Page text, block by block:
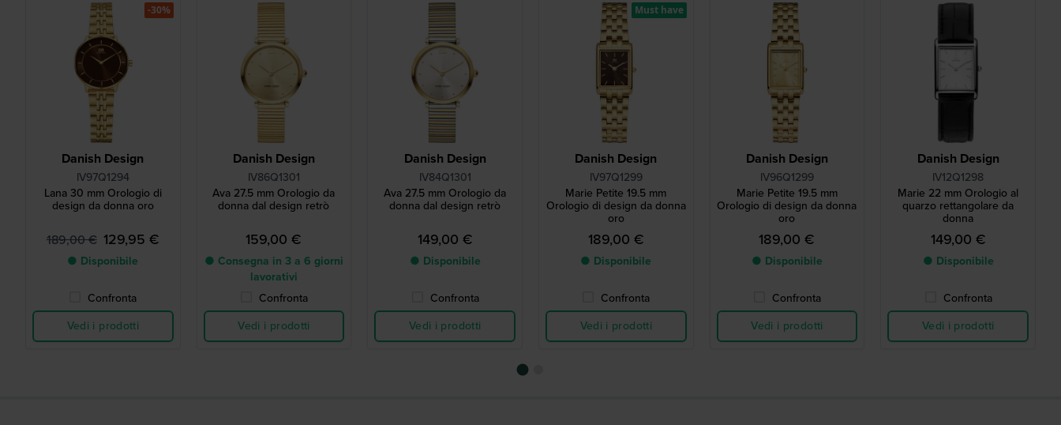
Danish Design
IV97Q1294
Lana 30 mm Orologio di
design da donna oro
189,00 € 129,95 €
● Disponibile
Confronta
Vedi i prodotti
-30%
Danish Design
IV86Q1301
Ava 27.5 mm Orologio da
donna dal design retrò
159,00 €
● Consegna in 3 a 6 giorni
lavorativi
Confronta
Vedi i prodotti
Danish Design
IV84Q1301
Ava 27.5 mm Orologio da
donna dal design retrò
149,00 €
● Disponibile
Confronta
Vedi i prodotti
Danish Design
IV97Q1299
Marie Petite 19.5 mm
Orologio di design da donna
oro
189,00 €
● Disponibile
Confronta
Vedi i prodotti
Must have
Danish Design
IV96Q1299
Marie Petite 19.5 mm
Orologio di design da donna
oro
189,00 €
● Disponibile
Confronta
Vedi i prodotti
Danish Design
IV12Q1298
Marie 22 mm Orologio al
quarzo rettangolare da
donna
149,00 €
● Disponibile
Confronta
Vedi i prodotti